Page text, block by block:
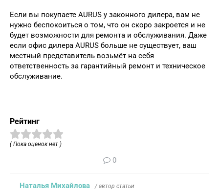
Если вы покупаете AURUS у законного дилера, вам не
нужно беспокоиться о том, что он скоро закроется и не
будет возможности для ремонта и обслуживания. Даже
если офис дилера AURUS больше не существует, ваш
местный представитель возьмёт на себя
ответственность за гарантийный ремонт и техническое
обслуживание.
Рейтинг
( Пока оценок нет )
0
Наталья Михайлова / автор статьи